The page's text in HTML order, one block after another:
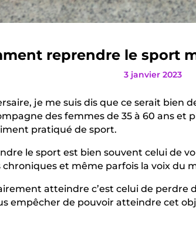
reprendre le sport
3 janvier 2023
je me suis dis que ce serait
des femmes de 35 à 60 ans
pratiqué de sport.
le sport est bien souvent celui de
et même parfois la voix du
atteindre c’est celui de
empêcher de pouvoir atteindre cet